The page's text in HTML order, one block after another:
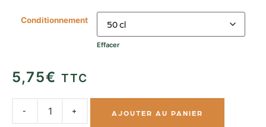
Conditionnement
Effacer
5,75€ TTC
AJOUTER AU PANIER